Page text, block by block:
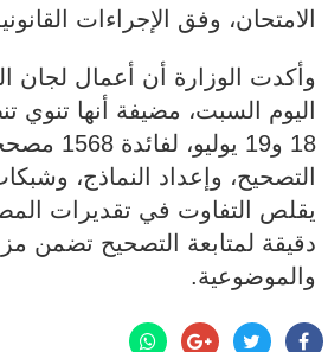
الامتحان، وفق الإجراءات
وأكدت الوزارة أن أعمال لجان
اليوم السبت، مضيفة أنها تنوي
18 و19
التصحيح، وإعداد النماذج،
يقلص التفاوت في تقديرات
دقيقة لمتابعة التصحيح تضمن
والموضوعية.